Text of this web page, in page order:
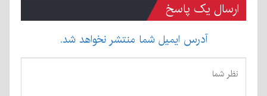
ارسال یک پاسخ
آدرس ایمیل شما منتشر نخواهد شد.